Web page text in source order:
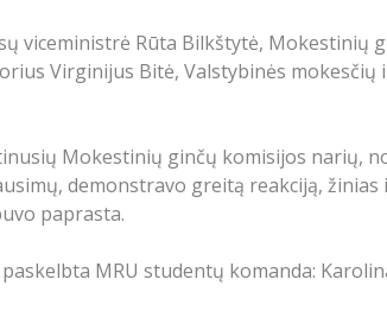
viceministrė Rūta Bilkštytė,
Virginijus Bitė, Valstybinės
Mokestinių ginčų komisijos narių,
demonstravo greitą reakciją,
paprasta.
MRU studentų komanda: